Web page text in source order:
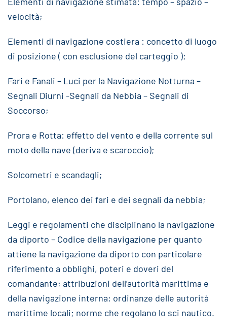
velocità;
Elementi di navigazione costiera : concetto di luogo
di posizione ( con esclusione del carteggio );
Fari e Fanali – Luci per la Navigazione Notturna –
Segnali Diurni -Segnali da Nebbia – Segnali di
Soccorso;
Prora e Rotta: effetto del vento e della corrente sul
moto della nave (deriva e scaroccio);
Solcometri e scandagli;
Portolano, elenco dei fari e dei segnali da nebbia;
Leggi e regolamenti che disciplinano la navigazione
da diporto – Codice della navigazione per quanto
attiene la navigazione da diporto con particolare
riferimento a obblighi, poteri e doveri del
comandante; attribuzioni dell’autorità marittima e
della navigazione interna; ordinanze delle autorità
marittime locali; norme che regolano lo sci nautico.